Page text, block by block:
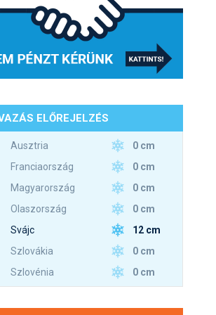
ELŐREJELZÉS
Ausztria
0 cm
Franciaország
0 cm
Magyarország
0 cm
Olaszország
0 cm
Svájc
12 cm
Szlovákia
0 cm
Szlovénia
0 cm